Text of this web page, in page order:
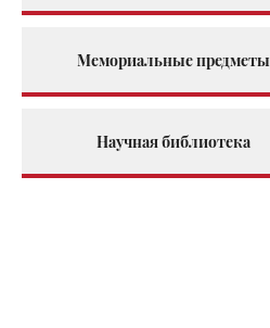
Мемориальные предметы
Научная библиотека